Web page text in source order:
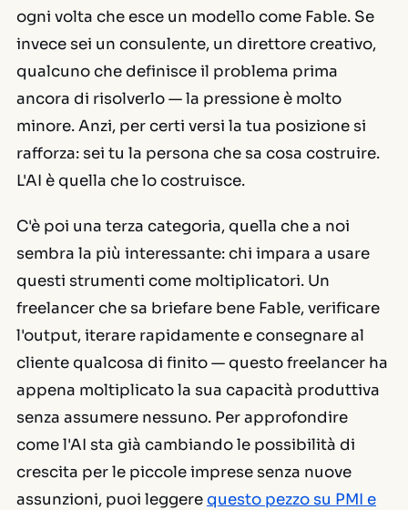
ogni volta che esce un modello come Fable. Se
invece sei un consulente, un direttore creativo,
qualcuno che definisce il problema prima
ancora di risolverlo — la pressione è molto
minore. Anzi, per certi versi la tua posizione si
rafforza: sei tu la persona che sa cosa costruire.
L'AI è quella che lo costruisce.
C'è poi una terza categoria, quella che a noi
sembra la più interessante: chi impara a usare
questi strumenti come moltiplicatori. Un
freelancer che sa briefare bene Fable, verificare
l'output, iterare rapidamente e consegnare al
cliente qualcosa di finito — questo freelancer ha
appena moltiplicato la sua capacità produttiva
senza assumere nessuno. Per approfondire
come l'AI sta già cambiando le possibilità di
crescita per le piccole imprese senza nuove
assunzioni, puoi leggerequesto pezzo su PMI e